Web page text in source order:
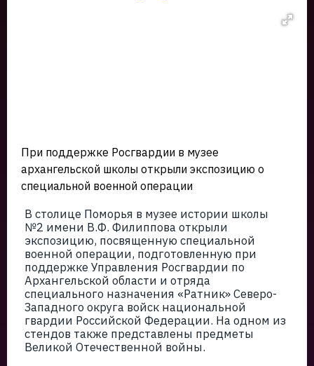
При поддержке Росгвардии в музее
архангельской школы открыли экспозицию о
специальной военной операции
В столице Поморья в музее истории школы
№2 имени В.Ф. Филиппова открыли
экспозицию, посвященную специальной
военной операции, подготовленную при
поддержке Управления Росгвардии по
Архангельской области и отряда
специального назначения «Ратник» Северо-
Западного округа войск национальной
гвардии Российской Федерации. На одном из
стендов также представлены предметы
Великой Отечественной войны.